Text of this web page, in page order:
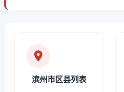
滨州市区县列表